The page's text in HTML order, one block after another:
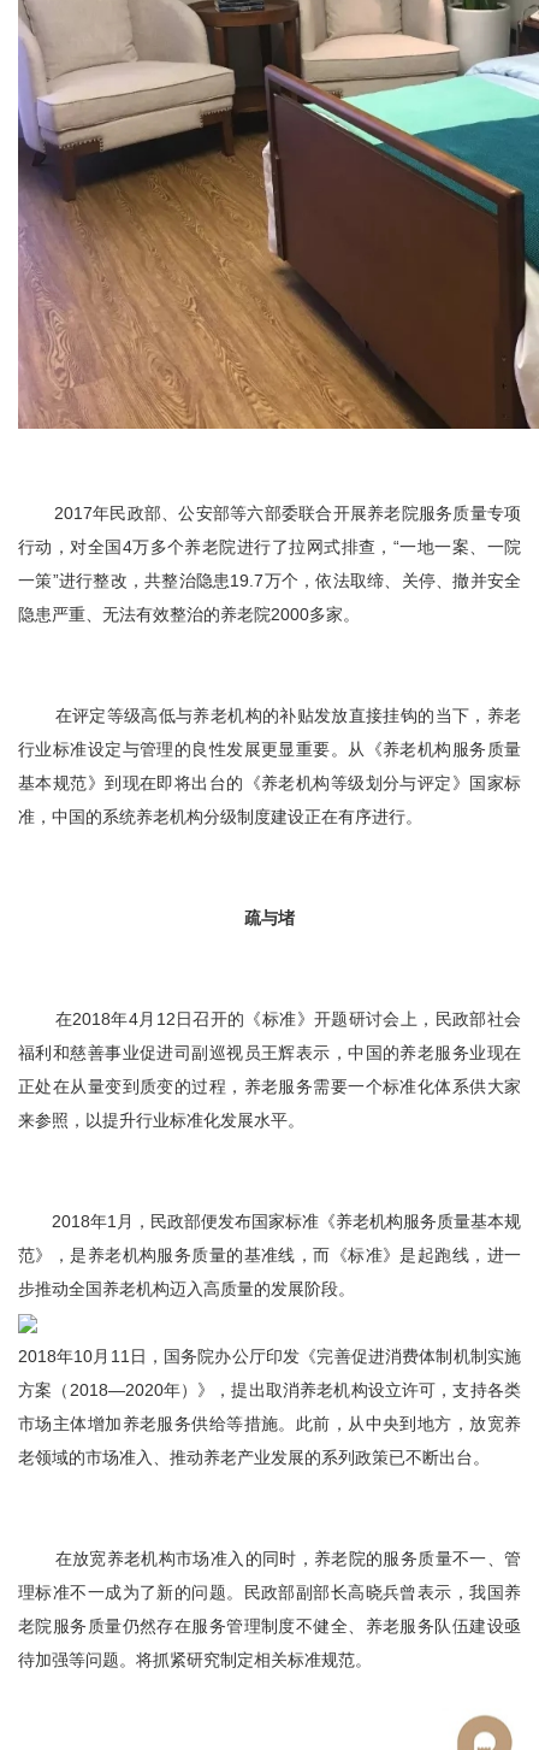
2017年民政部、公安部等六部委联合开展养老院服务质量专项
行动，对全国4万多个养老院进行了拉网式排查，“一地一案、一院
一策”进行整改，共整治隐患19.7万个，依法取缔、关停、撤并安全
隐患严重、无法有效整治的养老院2000多家。
在评定等级高低与养老机构的补贴发放直接挂钩的当下，养老
行业标准设定与管理的良性发展更显重要。从《养老机构服务质量
基本规范》到现在即将出台的《养老机构等级划分与评定》国家标
准，中国的系统养老机构分级制度建设正在有序进行。
疏与堵
在2018年4月12日召开的《标准》开题研讨会上，民政部社会
福利和慈善事业促进司副巡视员王辉表示，中国的养老服务业现在
正处在从量变到质变的过程，养老服务需要一个标准化体系供大家
来参照，以提升行业标准化发展水平。
2018年1月，民政部便发布国家标准《养老机构服务质量基本规
范》，是养老机构服务质量的基准线，而《标准》是起跑线，进一
步推动全国养老机构迈入高质量的发展阶段。
2018年10月11日，国务院办公厅印发《完善促进消费体制机制实施
方案（2018—2020年）》，提出取消养老机构设立许可，支持各类
市场主体增加养老服务供给等措施。此前，从中央到地方，放宽养
老领域的市场准入、推动养老产业发展的系列政策已不断出台。
在放宽养老机构市场准入的同时，养老院的服务质量不一、管
理标准不一成为了新的问题。民政部副部长高晓兵曾表示，我国养
老院服务质量仍然存在服务管理制度不健全、养老服务队伍建设亟
待加强等问题。将抓紧研究制定相关标准规范。